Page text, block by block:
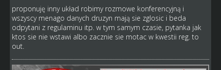
proponuję inny układ robimy rozmowe konferencyjną i
wszyscy menago danych druzyn mają sie zglosic i beda
odpytani z regulaminu itp. w tym samym czasie, pytanka jak
ktos sie nie wstawi albo zacznie sie motac w kwestii reg. to
out.